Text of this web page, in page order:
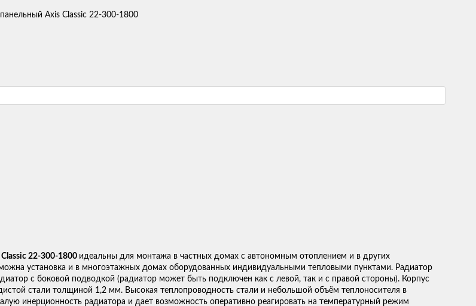
Axis Classic 22-300-1800
22-300-1800 идеальны для монтажа в частных домах с автономным отоплением и в других
установка и в многоэтажных домах оборудованных индивидуальными тепловыми пунктами. Радиатор
с боковой подводкой (радиатор может быть подключен как с левой, так и с правой стороны). Корпус
стали толщиной 1,2 мм. Высокая теплопроводность стали и небольшой объём теплоносителя в
инерционность радиатора и дает возможность оперативно реагировать на температурный режим